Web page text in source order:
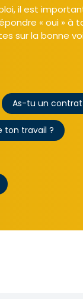
il est
« oui » à
sur la bonne
As-tu un contrat
ton travail ?